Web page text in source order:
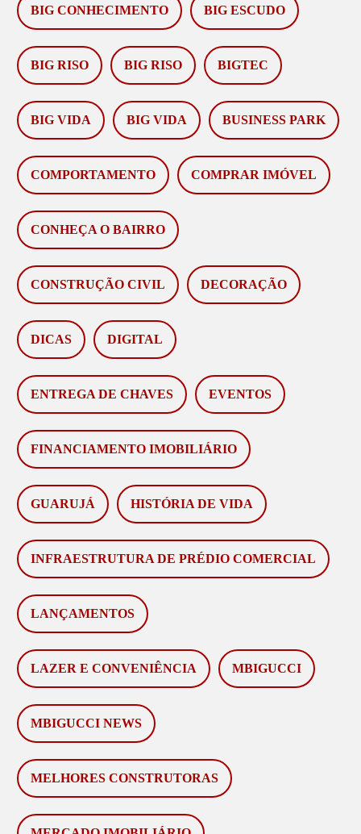
BIG CONHECIMENTO BIG ESCUDO
BIG RISO BIG RISO BIGTEC
BIG VIDA BIG VIDA BUSINESS PARK
COMPORTAMENTO COMPRAR IMÓVEL
CONHEÇA O BAIRRO
CONSTRUÇÃO CIVIL DECORAÇÃO
DICAS DIGITAL
ENTREGA DE CHAVES EVENTOS
FINANCIAMENTO IMOBILIÁRIO
GUARUJÁ HISTÓRIA DE VIDA
INFRAESTRUTURA DE PRÉDIO COMERCIAL
LANÇAMENTOS
LAZER E CONVENIÊNCIA MBIGUCCI
MBIGUCCI NEWS
MELHORES CONSTRUTORAS